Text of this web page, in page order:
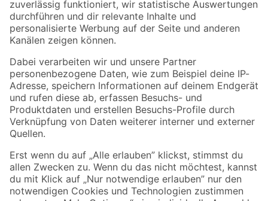
Zur Newsletter Anmeldung
Folge uns
Zahlungsarten Versandarten
Sicher einkaufen
Jetzt die toom-App herunterladen